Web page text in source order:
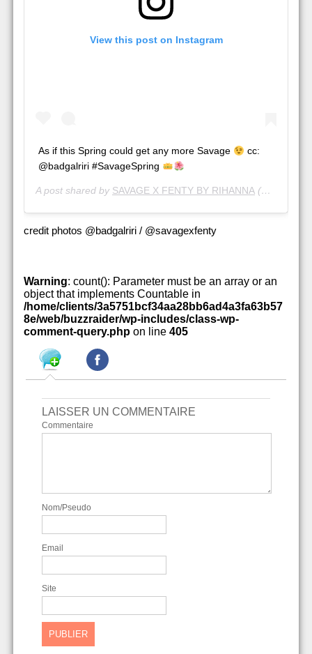
View this post on Instagram
As if this Spring could get any more Savage
cc:
@badgalriri #SavageSpring
A post shared by SAVAGE X FENTY BY RIHANNA (@savagexfenty) on
credit photos @badgalriri / @savagexfenty
Warning: count(): Parameter must be an array or an
object that implements Countable in
/home/clients/3a5751bcf34aa28bb6ad4a3fa63b57
8e/web/buzzraider/wp-includes/class-wp-
comment-query.php on line 405
LAISSER UN COMMENTAIRE
Commentaire
Nom/Pseudo
Email
Site